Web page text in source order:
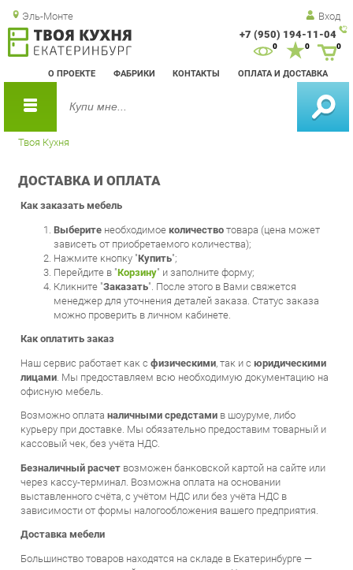
Эль-Монте Вход
+7 (950) 194-11-04
О ПРОЕКТЕ ФАБРИКИ КОНТАКТЫ ОПЛАТА И ДОСТАВКА
0 0
Твоя Кухня
ДОСТАВКА И ОПЛАТА
зависеть от приобретаемого количества);
Нажмите кнопку "Купить";
Перейдите в "Корзину" и заполните форму;
Кликните "Заказать". После этого в Вами свяжется
менеджер для уточнения деталей заказа. Статус заказа
можно проверить в личном кабинете.
лицами. Мы предоставляем всю необходимую документацию на
офисную мебель.
Возможно оплата
курьеру при доставке. Мы обязательно предоставим товарный и
кассовый чек, без учёта НДС.
Безналичный расчет возможен банковской картой на сайте или
через кассу-терминал. Возможна оплата на основании
выставленного счёта, с учётом НДС или без учёта НДС в
зависимости от формы налогообложения вашего предприятия.
Доставка мебели
Большинство товаров находятся на складе в Екатеринбурге —
хранится на складах в других городах — срок доставки от 2 до 16